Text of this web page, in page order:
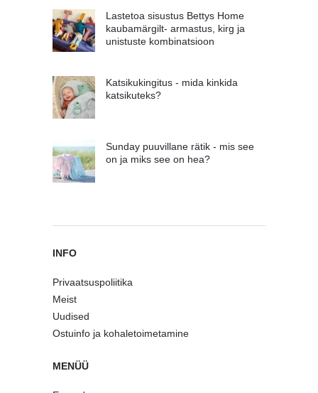
Lastetoa sisustus Bettys Home
kaubamärgilt- armastus, kirg ja
unistuste kombinatsioon
Katsikukingitus - mida kinkida
katsikuteks?
Sunday puuvillane rätik - mis see
on ja miks see on hea?
INFO
Privaatsuspoliitika
Meist
Uudised
Ostuinfo ja kohaletoimetamine
MENÜÜ